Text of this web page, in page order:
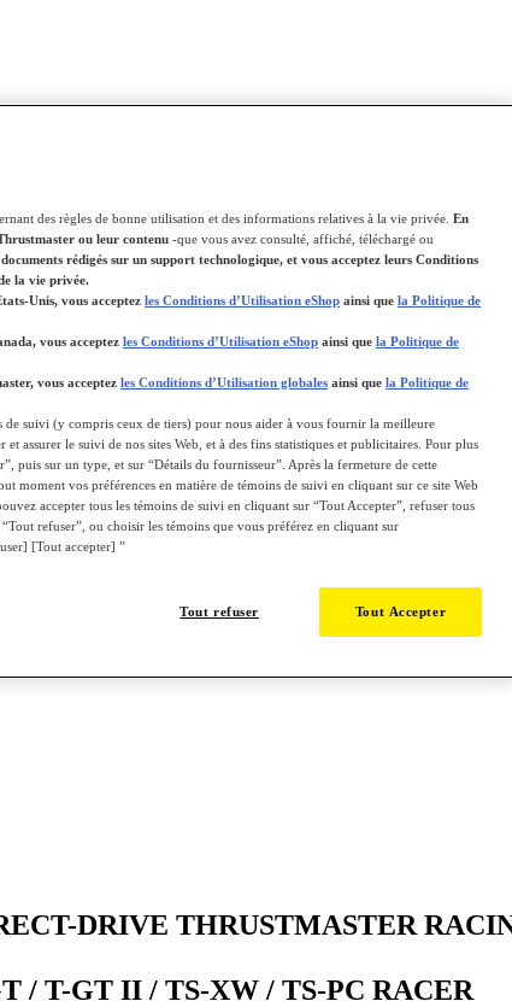
DRIVE THRUSTMASTER
/ T-GT II / TS-XW / TS-PC RACER
des règles de bonne utilisation et des informations relatives à la vie privée. En
ou leur contenu -que vous avez consulté, affiché, téléchargé ou
rédigés sur un support technologique, et vous acceptez leurs Conditions
la vie privée.
Unis, vous acceptez les Conditions d’Utilisation eShop ainsi que la Politique de
vous acceptez les Conditions d’Utilisation eShop ainsi que la Politique de
vous acceptez les Conditions d’Utilisation globales ainsi que la Politique de
de suivi (y compris ceux de tiers) pour nous aider à vous fournir la meilleure
assurer le suivi de nos sites Web, et à des fins statistiques et publicitaires. Pour plus
puis sur un type, et sur “Détails du fournisseur”. Après la fermeture de cette
moment vos préférences en matière de témoins de suivi en cliquant sur ce site Web
accepter tous les témoins de suivi en cliquant sur “Tout Accepter”, refuser tous
refuser”, ou choisir les témoins que vous préférez en cliquant sur
[Tout accepter] ”
Tout refuser Tout Accepter